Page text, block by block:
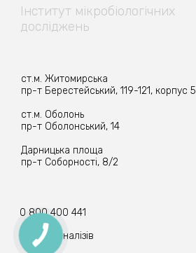
Інститут мікробіологічних
досліджень
ст.м. Житомирська
пр-т Берестейський, 119-121, корпус 5
ст.м. Оболонь
пр-т Оболонський, 14
Дарницька площа
пр-т Соборності, 8/2
0 800 400 441
Прийом аналізів